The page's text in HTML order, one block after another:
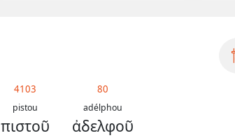
4103
pistou
πιστοῦ
80
adélphou
ἀδελφοῦ